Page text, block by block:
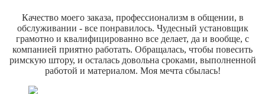
Качество моего заказа, профессионализм в общении, в
обслуживании - все понравилось. Чудесный установщик
грамотно и квалифицированно все делает, да и вообще, с
компанией приятно работать. Обращалась, чтобы повесить
римскую штору, и осталась довольна сроками, выполненной
работой и материалом. Моя мечта сбылась!